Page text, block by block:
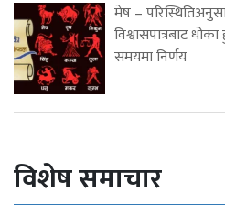
मेष –
विश्वासपात्रबाट
समयमा निर्णय
विशेष समाचार